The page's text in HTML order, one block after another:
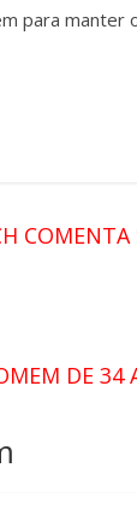
para
DE 34